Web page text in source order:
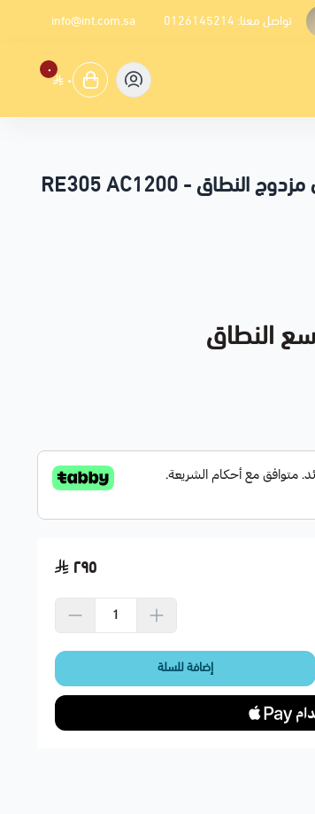
تواصل معنا: 0126145214
info@int.com.sa
٠
٠
تي بي لينك - موسع نطاق واي فاي مزدوج النطاق - RE305 AC1200
ينشئ شبكة Mesh عن طريق الاتصال بجهاز توجيه TP-Link OneMesh™ لتغطية سلسة للمنزل
٢٩٥
إضافة للسلة